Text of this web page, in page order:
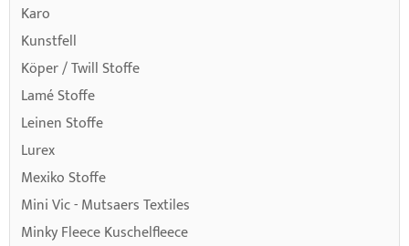
Karo
Kunstfell
Köper / Twill Stoffe
Lamé Stoffe
Leinen Stoffe
Lurex
Mexiko Stoffe
Mini Vic - Mutsaers Textiles
Minky Fleece Kuschelfleece